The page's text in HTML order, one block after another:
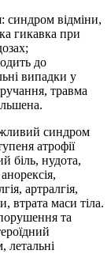
синдром відміни,
гикавка при
до
випадки у
травма
синдром
атрофії
біль, нудота,
артралгія,
втрата маси тіла.
та
летальні